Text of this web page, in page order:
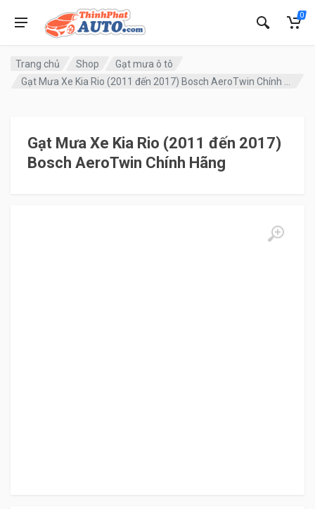
0
Trang chủ Shop
Gạt mưa ô tô
Gạt Mưa Xe Kia Rio (2011 đến 2017)
Bosch AeroTwin Chính Hãng